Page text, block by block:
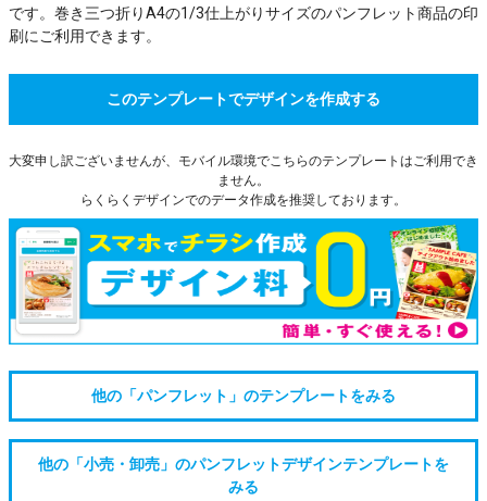
です。巻き三つ折りA4の1/3仕上がりサイズのパンフレット商品の印
刷にご利用できます。
このテンプレートでデザインを作成する
大変申し訳ございませんが、モバイル環境でこちらのテンプレートはご利用でき
ません。
らくらくデザインでのデータ作成を推奨しております。
他の「パンフレット」のテンプレートをみる
他の「小売・卸売」のパンフレットデザインテンプレートを
みる